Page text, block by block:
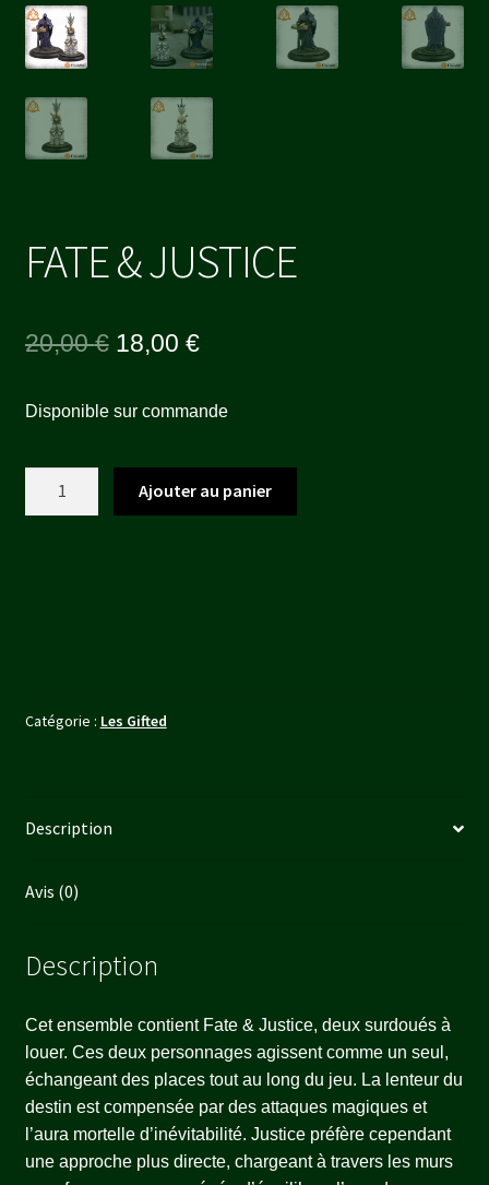
FATE & JUSTICE
20,00€ Le
initial
20,00 €.
18,00 €Le
actuel
18,00 €.
Disponible sur commande
Ajouter au panier
Catégorie : Les Gifted
Description
Avis (0)
Description
Cet ensemble contient Fate & Justice, deux surdoués à
louer. Ces deux personnages agissent comme un seul,
échangeant des places tout au long du jeu. La lenteur du
destin est compensée par des attaques magiques et
l’aura mortelle d’inévitabilité. Justice préfère cependant
une approche plus directe, chargeant à travers les murs